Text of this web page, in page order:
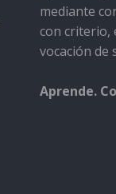
mediante
con criterio,
vocación de
Aprende.